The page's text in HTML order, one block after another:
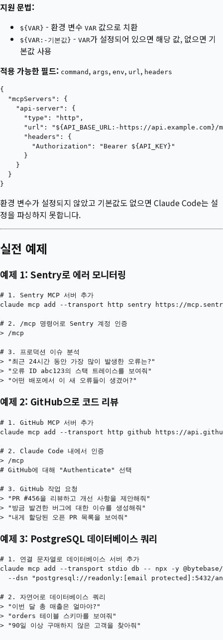
지원 문법:
${VAR} - 환경 변수 VAR 값으로 치환
${VAR:-기본값} - VAR가 설정되어 있으면 해당 값, 없으면 기
본값 사용
적용 가능한 필드: command , args, env, url , headers
{
  "mcpServers": {
    "api-server": {
      "type": "http",
"url": "${API_BASE_URL:-https://api.example.com}/
      "headers": {
        "Authorization": "Bearer ${API_KEY}"
      }
    }
  }
환경 변수가 설정되지 않았고 기본값도 없으면 Claude Code는 설
정을 파싱하지 못합니다.
실전 예제
예제 1: Sentry로 에러 모니터링
# 1. Sentry MCP 서버 추가
claude mcp add --transport http sentry https://
# 2. /mcp 명령어로 Sentry 계정 인증
> /mcp
# 3. 프로덕션 이슈 분석
> "최근 24시간 동안 가장 많이 발생한 오류는?"
> "오류 ID abc123의 스택 트레이스를 보여줘"
예제 2: GitHub으로 코드 리뷰
# 1. GitHub MCP 서버 추가
claude mcp add --transport http github https://
# 2. Claude Code 내에서 인증
> /mcp
# GitHub에 대해 "Authenticate" 선택
# 3. GitHub 작업 요청
> "PR #456을 리뷰하고 개선 사항을 제안해줘"
> "방금 발견한 버그에 대한 이슈를 생성해줘"
예제 3: PostgreSQL 데이터베이스 쿼리
# 1. 연결 문자열로 데이터베이스 서버 추가
claude mcp add --transport stdio db -- npx -y
--dsn "postgresql://readonly:[email protected]:5432/
# 2. 자연어로 데이터베이스 쿼리
> "이번 달 총 매출은 얼마야?"
> "orders 테이블 스키마를 보여줘"